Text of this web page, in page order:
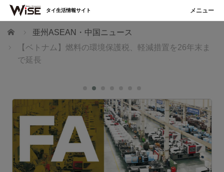
ホーム
亜州ASEAN・中国ニュース
【ベトナム】燃料の環境保護税、軽減措置を26年末ま
で延長
タイ生活情報サイト